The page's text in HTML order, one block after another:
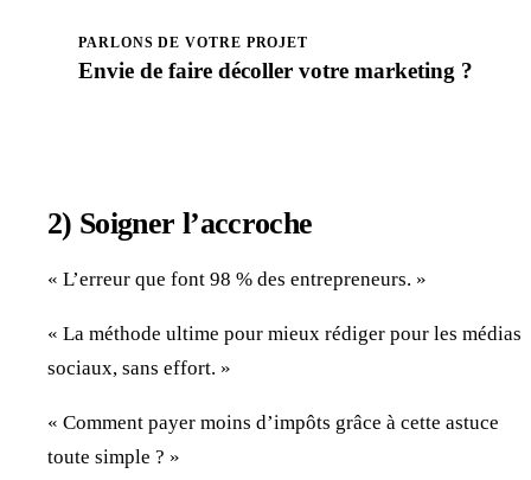
PARLONS DE VOTRE PROJET
Envie de faire décoller votre marketing ?
2) Soigner l’accroche
« L’erreur que font 98 % des entrepreneurs. »
« La méthode ultime pour mieux rédiger pour les médias
sociaux, sans effort. »
« Comment payer moins d’impôts grâce à cette astuce
toute simple ? »